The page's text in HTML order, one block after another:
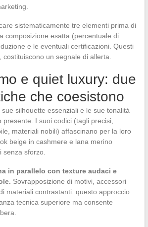
sistematicamente tre elementi prima di
composizione esatta (percentuale di
e le eventuali certificazioni. Questi
costituiscono un segnale di allerta.
e quiet luxury: due
che coesistono
silhouette essenziali e le sue tonalità
presente. I suoi codici (tagli precisi,
materiali nobili) affascinano per la loro
beige in cashmere e lana merino
senza sforzo.
in parallelo con texture audaci e
Sovrapposizione di motivi, accessori
materiali contrastanti: questo approccio
tecnica superiore ma consente